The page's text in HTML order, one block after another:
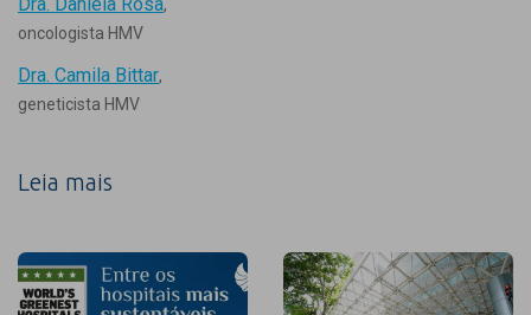
,
oncologista HMV
Dra. Camila Bittar,
geneticista HMV
Leia mais